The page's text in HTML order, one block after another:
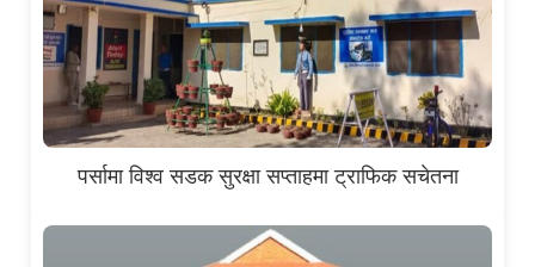
पर्सामा विश्व सडक सुरक्षा सप्ताहमा ट्राफिक सचेतना